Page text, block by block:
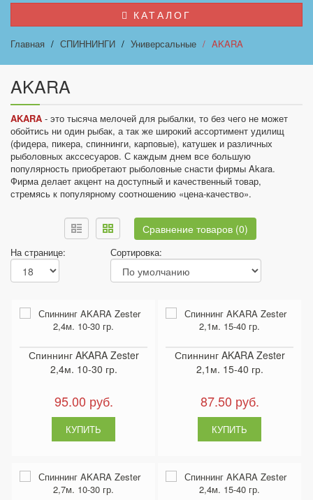
КАТАЛОГ
Главная СПИННИНГИ Универсальные AKARA
AKARA
AKARA - это тысяча мелочей для рыбалки, то без чего не может
обойтись ни один рыбак, а так же широкий ассортимент удилищ
(фидера, пикера, спиннинги, карповые), катушек и различных
рыболовных акссесуаров. С каждым днем все большую
популярность приобретают рыболовные снасти фирмы Akara.
Фирма делает акцент на доступный и качественный товар,
стремясь к популярному соотношению «цена-качество».
Сравнение товаров (0)
На странице: Сортировка:
Спиннинг AKARA Zester
2,4м. 10-30 гр.
95.00 руб.
Спиннинг AKARA Zester
2,1м. 15-40 гр.
87.50 руб.